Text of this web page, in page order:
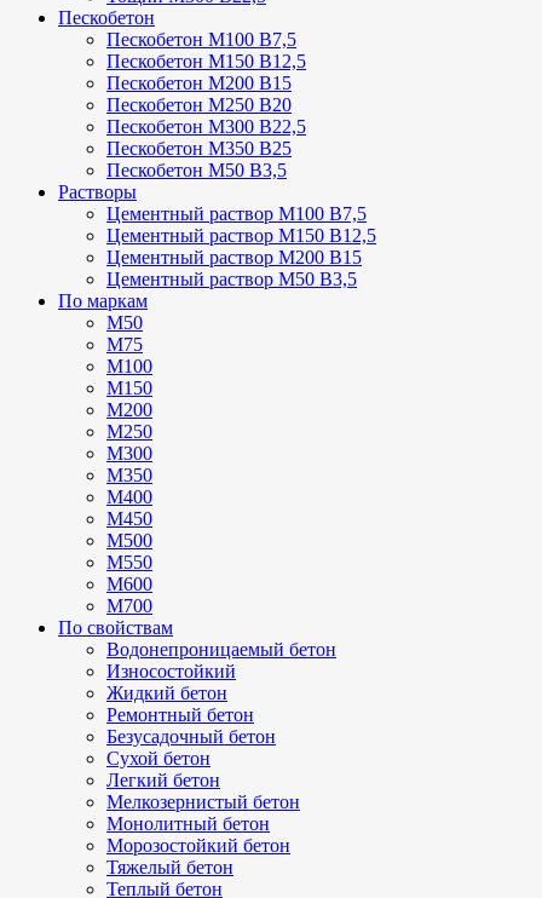
Пескобетон
Пескобетон М100 В7,5
Пескобетон М150 В12,5
Пескобетон М200 В15
Пескобетон М250 В20
Пескобетон М300 В22,5
Пескобетон М350 В25
Пескобетон М50 В3,5
Растворы
Цементный раствор М100 В7,5
Цементный раствор М150 В12,5
Цементный раствор М200 В15
Цементный раствор М50 В3,5
По маркам
М50
М75
М100
М150
М200
М250
М300
М350
М400
М450
М500
М550
М600
М700
По свойствам
Водонепроницаемый бетон
Износостойкий
Жидкий бетон
Ремонтный бетон
Безусадочный бетон
Сухой бетон
Легкий бетон
Мелкозернистый бетон
Монолитный бетон
Морозостойкий бетон
Тяжелый бетон
Теплый бетон